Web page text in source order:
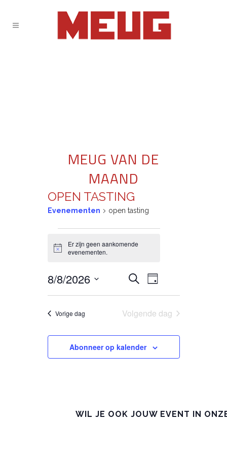
MEUG VAN DE
MAAND
OPEN TASTING
Evenementen open tasting
EVENEMENTEN
IN
8
AUGUSTUS,
2026
Bericht
Er zijn geen aankomende
evenementen.
ZOEKEN
EN
WEERGEVEN
NAVIGATIE
ZoekenEVENEMENT
WEERGAVEN
NAVIGATIE
Dag
8/8/2026
Selecteer
datum.
Vorige dag Volgende dag
Abonneer op kalender
WIL JE OOK JOUW EVENT IN